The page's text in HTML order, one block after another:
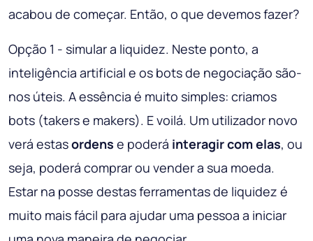
acabou de começar. Então, o que devemos fazer?
Opção 1 - simular a liquidez. Neste ponto, a
inteligência artificial e os bots de negociação são-
nos úteis. A essência é muito simples: criamos
bots (takers e makers). E voilá. Um utilizador novo
verá estasordens e poderá interagir com elas, ou
seja, poderá comprar ou vender a sua moeda.
Estar na posse destas ferramentas de liquidez é
muito mais fácil para ajudar uma pessoa a iniciar